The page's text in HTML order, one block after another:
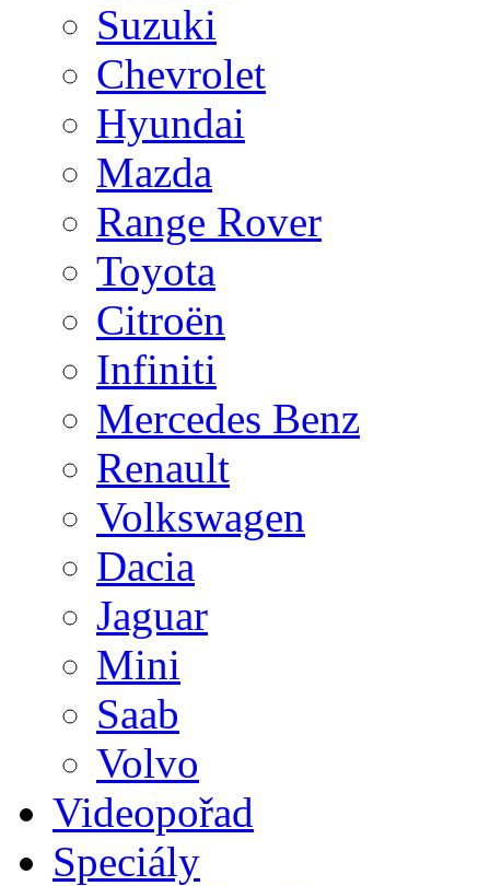
Suzuki
Chevrolet
Hyundai
Mazda
Range Rover
Toyota
Citroën
Infiniti
Mercedes Benz
Renault
Volkswagen
Dacia
Jaguar
Mini
Saab
Volvo
Videopořad
Speciály